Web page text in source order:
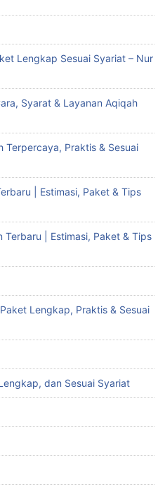
Lengkap Sesuai Syariat – Nur
Syarat & Layanan Aqiqah
Terpercaya, Praktis & Sesuai
| Estimasi, Paket & Tips
Terbaru | Estimasi, Paket & Tips
Lengkap, Praktis & Sesuai
dan Sesuai Syariat